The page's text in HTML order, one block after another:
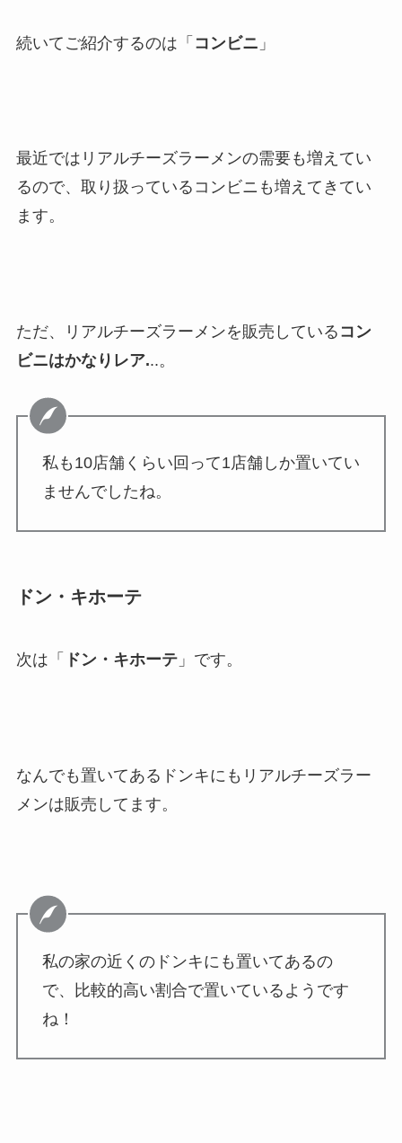
続いてご紹介するのは「 コンビニ 」
最近ではリアルチーズラーメンの需要も増えてい
るので、取り扱っているコンビニも増えてきてい
ます。
ただ、リアルチーズラーメンを販売している コン
ビニはかなりレア...。
私も10店舗くらい回って1店舗しか置いてい
ませんでしたね。
ドン・キホーテ
次は「 ドン・キホーテ」です。
なんでも置いてあるドンキにもリアルチーズラー
メンは販売してます。
私の家の近くのドンキにも置いてあるの
で、比較的高い割合で置いているようです
ね！